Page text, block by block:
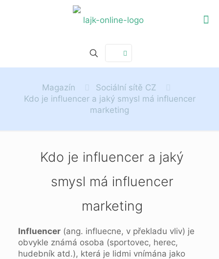
Magazín
Sociální sítě CZ
Kdo je influencer a jaký smysl má influencer
marketing
Kdo je influencer a jaký
smysl má influencer
marketing
Influencer(ang. influecne, v překladu vliv) je
obvykle známá osoba (sportovec, herec,
hudebník atd.), která je lidmi vnímána jako